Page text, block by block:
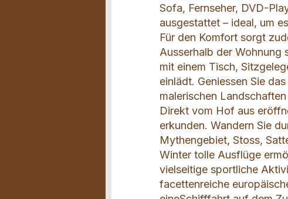
Sofa, Fernseher, DVD-
ausgestattet – ideal, um
Für den Komfort sorgt
Ausserhalb der Wohnung
mit einem Tisch,
einlädt. Geniessen Sie
malerischen
Direkt vom Hof aus
erkunden. Wandern Sie
Mythengebiet, Stoss,
Winter tolle Ausflüge
vielseitige sportliche
facettenreiche